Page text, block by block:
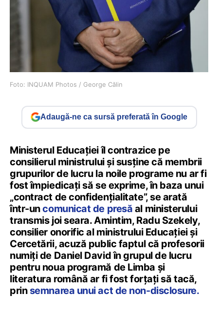
Foto: INQUAM Photos / George Călin
Adaugă-ne ca sursă preferată în Google
Ministerul Educației îl contrazice pe
consilierul ministrului și susține că membrii
grupurilor de lucru la noile programe nu ar fi
fost împiedicați să se exprime, în baza unui
„contract de confidențialitate”, se arată
într-uncomunicat de presă al ministerului
transmis joi seara. Amintim, Radu Szekely,
consilier onorific al ministrului Educației și
Cercetării, acuză public faptul că profesorii
numiți de Daniel David în grupul de lucru
pentru noua programă de Limba și
literatura română ar fi fost forțați să tacă,
prin semnarea unui act de non-disclosure.